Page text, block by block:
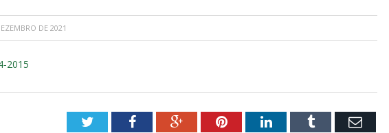
DE 2021
2015
TwitterFacebookGoogle+PinterestLinkedInTumblr Email